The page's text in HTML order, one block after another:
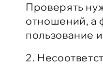
Проверять
отношений, а
пользование
2.